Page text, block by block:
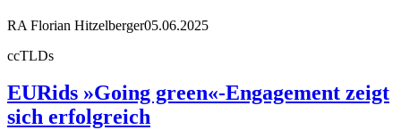
RA Florian Hitzelberger05.06.2025
ccTLDs
EURids »Going green«-Engagement zeigt
sich erfolgreich